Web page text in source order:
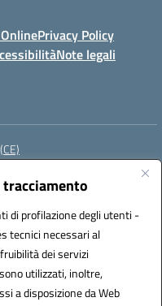
di profilazione degli utenti -
tecnici necessari al
dei servizi
utilizzati, inoltre,
a disposizione da Web
Privacy Policy
Note legali
(IPA): icmvce